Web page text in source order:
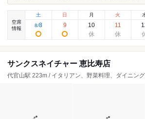
空席
情報
土
8/8
日
9
月
10
火
11
サンクスネイチャー 恵比寿店
代官山駅 223m / イタリアン、野菜料理、ダイニン